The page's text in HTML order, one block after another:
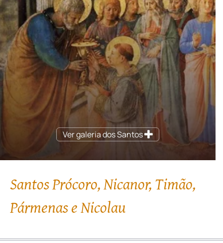
Ver galeria dos Santos
Santos Prócoro, Nicanor, Timão,
Pármenas e Nicolau